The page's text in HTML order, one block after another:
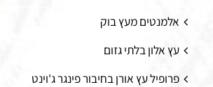
אלמנטים מעץ בוק
עץ אלון בלתי גזום
פרופיל עץ אורן בחיבור פינגר ג'וינט